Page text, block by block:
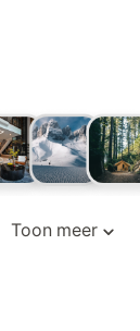
Toon meer